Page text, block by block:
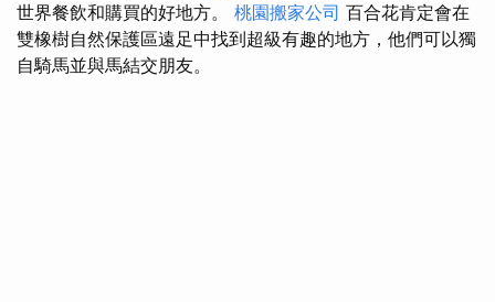
世界餐飲和購買的好地方。 桃園搬家公司 百合花肯定會在
雙橡樹自然保護區遠足中找到超級有趣的地方，他們可以獨
自騎馬並與馬結交朋友。